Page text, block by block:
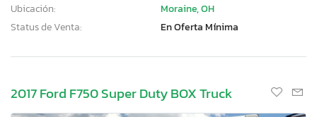
Ubicación:
Moraine, OH
Status de Venta:
En Oferta Mínima
2017 Ford F750 Super Duty BOX Truck